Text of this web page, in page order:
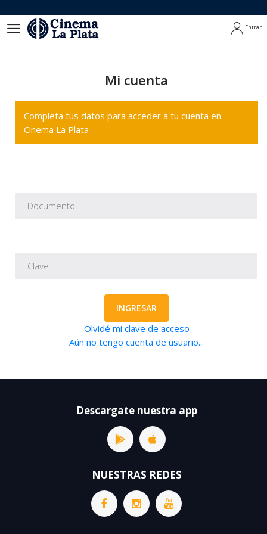
Entrar
Mi cuenta
Completa tus datos para acceder a tu cuenta en
Cinema La Plata .
INGRESAR
Olvidé mi clave de acceso
Aún no tengo cuenta de usuario...
Descargate nuestra app
NUESTRAS REDES